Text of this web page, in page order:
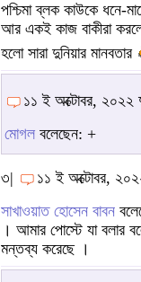
পশ্চিমা ব্লক কাউকে ধনে-
আর একই কাজ বাকীরা
হলো সারা দুনিয়ার মানবতার
১১ ই অক্টোবর, ২০২২
মোগল বলেছেন: +
৩|
১১ ই অক্টোবর,
সাখাওয়াত হোসেন বাবন
। আমার পোস্টে যা বলার
মন্তব্য করেছে ।